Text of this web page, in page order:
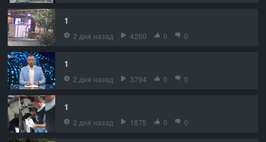
1
2 дня назад 4260 0 0
1
2 дня назад 3794 0 0
1
2 дня назад 1875 0 0